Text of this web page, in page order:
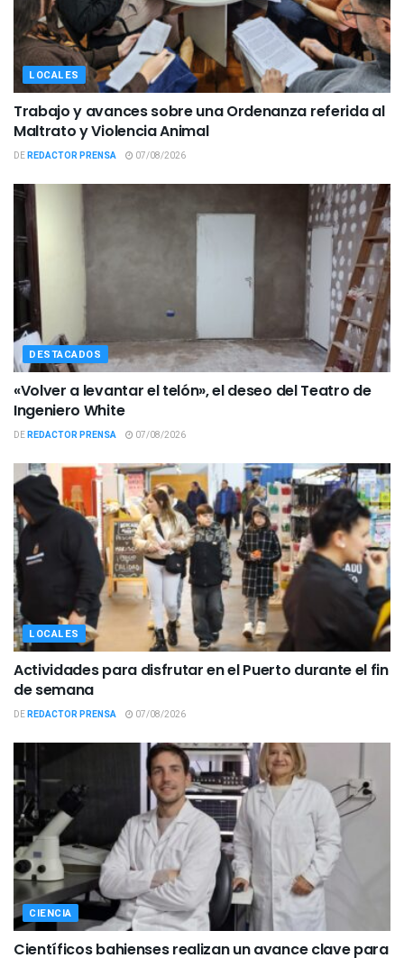
LOCALES
Trabajo y avances sobre una Ordenanza referida al
Maltrato y Violencia Animal
DEREDACTOR PRENSA 07/08/2026
DESTACADOS
«Volver a levantar el telón», el deseo del Teatro de
Ingeniero White
DEREDACTOR PRENSA 07/08/2026
LOCALES
Actividades para disfrutar en el Puerto durante el fin
de semana
DEREDACTOR PRENSA 07/08/2026
CIENCIA
Científicos bahienses realizan un avance clave para